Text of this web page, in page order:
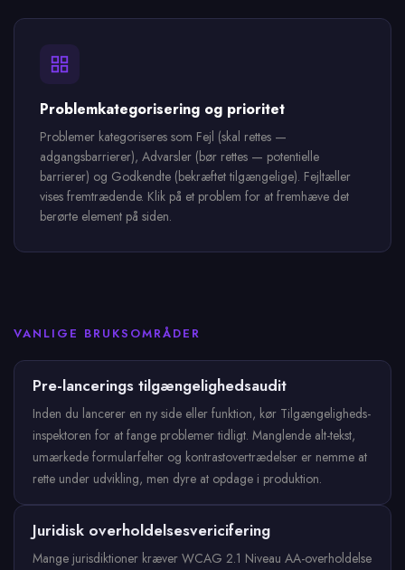
Problemkategorisering og prioritet
Problemer kategoriseres som Fejl (skal rettes —
adgangsbarrierer), Advarsler (bør rettes — potentielle
barrierer) og Godkendte (bekræftet tilgængelige). Fejltæller
vises fremtrædende. Klik på et problem for at fremhæve det
berørte element på siden.
VANLIGE BRUKSOMRÅDER
Pre-lancerings tilgængelighedsaudit
Inden du lancerer en ny side eller funktion, kør Tilgængeligheds-
inspektoren for at fange problemer tidligt. Manglende alt-tekst,
umærkede formularfelter og kontrastovertrædelser er nemme at
rette under udvikling, men dyre at opdage i produktion.
Juridisk overholdelsesvericifering
Mange jurisdiktioner kræver WCAG 2.1 Niveau AA-overholdelse